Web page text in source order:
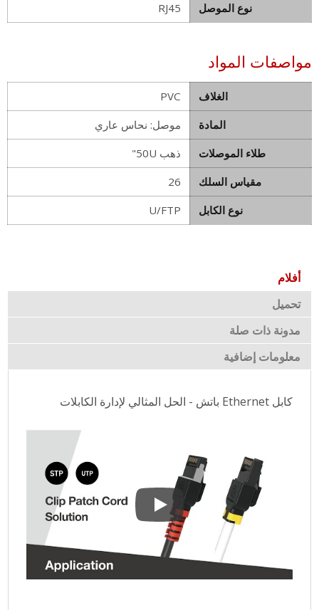
نوع الموصل
RJ45
مواصفات المواد
الغلاف
PVC
المادة
موصل: نحاس عاري
طلاء الموصلات
ذهب 50U"
مقياس السلك
26
نوع الكابل
U/FTP
أفلام
تحميل
مدونة ذات صلة
معلومات إضافية
كابل Ethernet باتش - الحل المثالي لإدارة الكابلات
كابل Ethernet باتش - الحل المثالي لإدارة الكابلات